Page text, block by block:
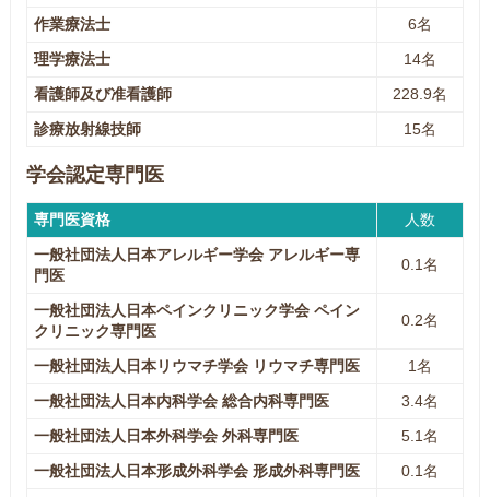
作業療法士
6名
理学療法士
14名
看護師及び准看護師
228.9名
診療放射線技師
15名
学会認定専門医
専門医資格
人数
一般社団法人日本アレルギー学会 アレルギー専
門医
0.1名
一般社団法人日本ペインクリニック学会 ペイン
クリニック専門医
0.2名
一般社団法人日本リウマチ学会 リウマチ専門医
1名
一般社団法人日本内科学会 総合内科専門医
3.4名
一般社団法人日本外科学会 外科専門医
5.1名
一般社団法人日本形成外科学会 形成外科専門医
0.1名